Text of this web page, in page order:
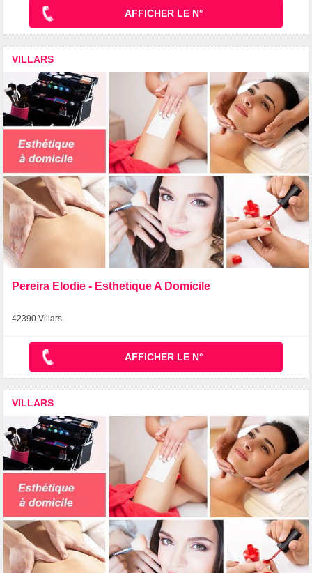
AFFICHER LE N°
VILLARS
Pereira Elodie - Esthetique A Domicile
42390 Villars
AFFICHER LE N°
VILLARS